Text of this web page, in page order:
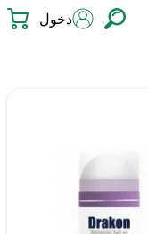
دخول